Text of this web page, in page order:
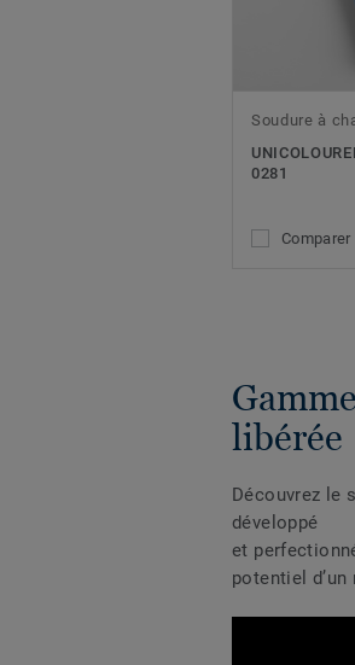
Soudure à
0281
Comparer
libérée
Découvrez le
développé
et
potentiel